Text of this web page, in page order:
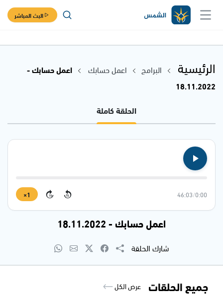
البث المباشر
الرئيسية البرامج اعمل حسابك
اعمل حسابك -
18.11.2022
الحلقة كاملة
0:00
/
46:03
15
15
1×
اعمل حسابك - 18.11.2022
شارك الحلقة
جميع الحلقات عرض الكل